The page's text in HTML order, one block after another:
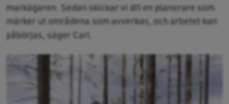
markägaren. Sedan skickar vi dit en planerare som
märker ut områdena som avverkas, och arbetet kan
påbörjas, säger Carl.